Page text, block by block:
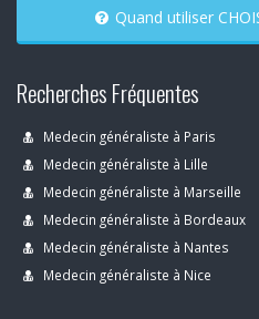
Quand
Recherches Fréquentes
Medecin généraliste à Paris
Medecin généraliste à Lille
Medecin généraliste à Marseille
Medecin généraliste à Bordeaux
Medecin généraliste à Nantes
Medecin généraliste à Nice